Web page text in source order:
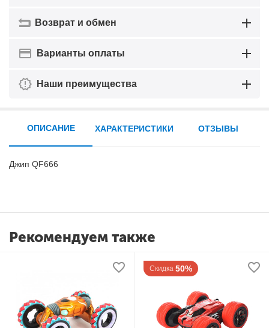
Возврат и обмен
Варианты оплаты
Наши преимущества
ОПИСАНИЕ
Джип QF666
ХАРАКТЕРИСТИКИ ОТЗЫВЫ
Рекомендуем также
Скидка 50%